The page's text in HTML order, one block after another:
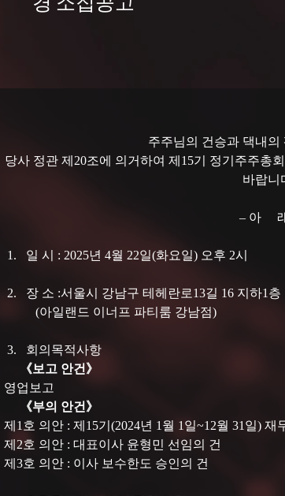
주주님의 건승과 댁내의
당사 정관 제20조에 의거하여 제15기 정기주주총
바랍니
– 아
일 시 : 2025년 4월 22일(화요일) 오후 2시
장 소 :서울시 강남구 테헤란로13길 16 지하1층
(아일랜드 이너프 파티룸 강남점)
회의목적사항
《보고 안건》
영업보고
《부의 안건》
제1호 의안 : 제15기(2024년 1월 1일~12월 31일)
제2호 의안 : 대표이사 윤형민 선임의 건
제3호 의안 : 이사 보수한도 승인의 건